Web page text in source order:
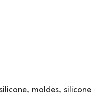
, moldes, silicone